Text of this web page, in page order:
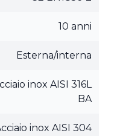
10 anni
Esterna/interna
inox AISI 316L
BA
inox AISI 304